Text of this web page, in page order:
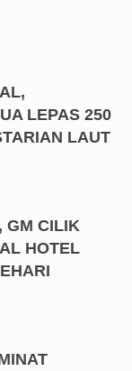
LEPAS 250
LAUT
GM CILIK
HOTEL